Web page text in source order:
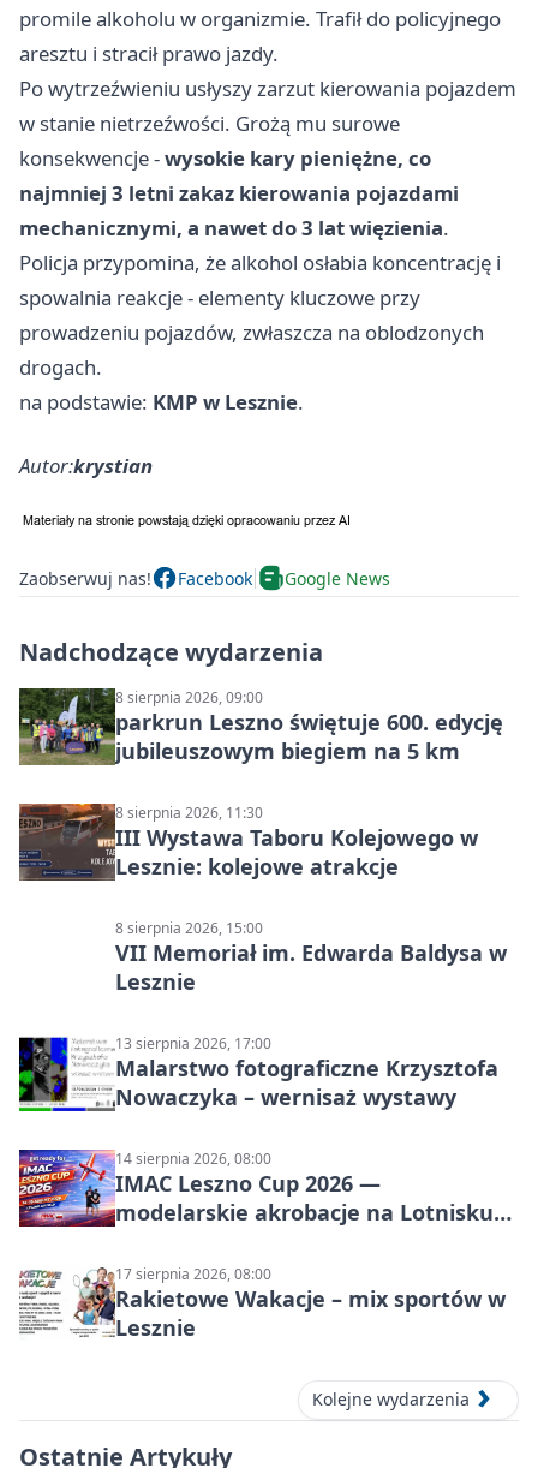
promile alkoholu w organizmie. Trafił do policyjnego
aresztu i stracił prawo jazdy.
Po wytrzeźwieniu usłyszy zarzut kierowania pojazdem
w stanie nietrzeźwości. Grożą mu surowe
konsekwencje -wysokie kary pieniężne, co
najmniej 3 letni zakaz kierowania pojazdami
mechanicznymi, a nawet do 3 lat więzienia.
Policja przypomina, że alkohol osłabia koncentrację i
spowalnia reakcje - elementy kluczowe przy
prowadzeniu pojazdów, zwłaszcza na oblodzonych
drogach.
na podstawie: KMP w Lesznie.
Autor:krystian
Zaobserwuj nas! Facebook Google News
Nadchodzące wydarzenia
8 sierpnia 2026, 09:00
parkrun Leszno świętuje 600. edycję
jubileuszowym biegiem na 5 km
8 sierpnia 2026, 11:30
III Wystawa Taboru Kolejowego w
Lesznie: kolejowe atrakcje
8 sierpnia 2026, 15:00
VII Memoriał im. Edwarda Baldysa w
Lesznie
13 sierpnia 2026, 17:00
Malarstwo fotograficzne Krzysztofa
Nowaczyka – wernisaż wystawy
14 sierpnia 2026, 08:00
IMAC Leszno Cup 2026 —
modelarskie akrobacje na Lotnisku
17 sierpnia 2026, 08:00
Rakietowe Wakacje – mix sportów w
Lesznie
Kolejne wydarzenia
Ostatnie Artykuły